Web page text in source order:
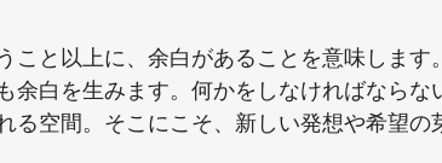
こと以上に、余白があることを意味します
余白を生みます。何かをしなければならな
る空間。そこにこそ、新しい発想や希望の